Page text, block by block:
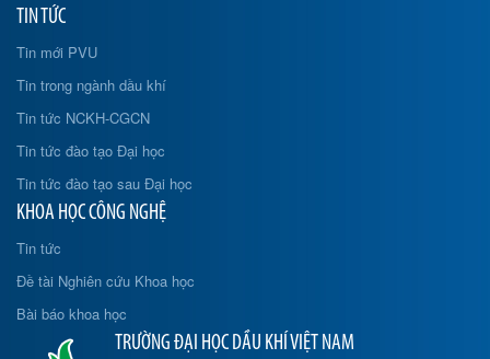
TIN TỨC
Tin mới PVU
Tin trong ngành dầu khí
Tin tức NCKH-CGCN
Tin tức đào tạo Đại học
Tin tức đào tạo sau Đại học
KHOA HỌC CÔNG NGHỆ
Tin tức
Đề tài Nghiên cứu Khoa học
Bài báo khoa học
TRƯỜNG ĐẠI HỌC DẦU KHÍ VIỆT NAM